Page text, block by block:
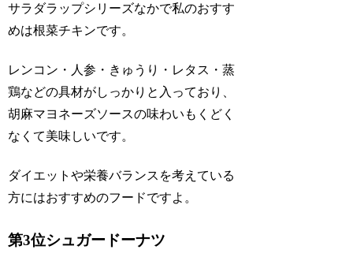
サラダラップシリーズなかで私のおすす
めは根菜チキンです。
レンコン・人参・きゅうり・レタス・蒸
鶏などの具材がしっかりと入っており、
胡麻マヨネーズソースの味わいもくどく
なくて美味しいです。
ダイエットや栄養バランスを考えている
方にはおすすめのフードですよ。
第3位シュガードーナツ